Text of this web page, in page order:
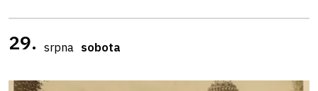
29. srpna sobota